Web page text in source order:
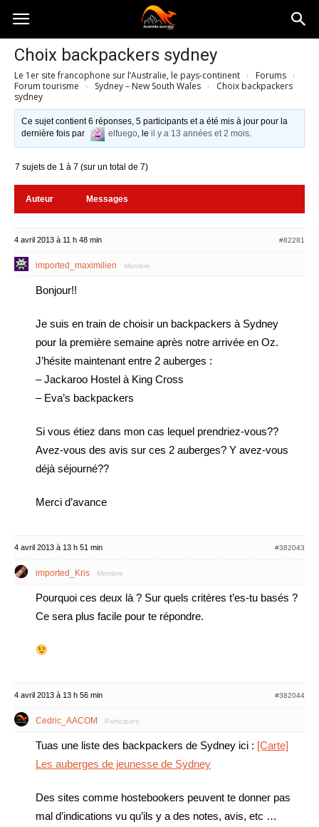
Australia-
australie.com
Choix backpackers sydney
Le 1er site francophone sur l’Australie, le pays-continent › Forums ›
Forum tourisme › Sydney – New South Wales ›
Choix backpackers
sydney
Ce sujet contient 6 réponses, 5 participants et a été mis à jour pour la
dernière fois par
elfuego, leil y a 13 années et 2 mois.
7 sujets de 1 à 7 (sur un total de 7)
Auteur Messages
4 avril 2013 à 11 h 48 min #82281
imported_maximilien Membre
Bonjour!!
Je suis en train de choisir un backpackers à Sydney
pour la première semaine après notre arrivée en Oz.
J’hésite maintenant entre 2 auberges :
– Jackaroo Hostel à King Cross
– Eva’s backpackers
Si vous étiez dans mon cas lequel prendriez-vous??
Avez-vous des avis sur ces 2 auberges? Y avez-vous
déjà séjourné??
Merci d’avance
4 avril 2013 à 13 h 51 min #382043
imported_Kris Membre
Pourquoi ces deux là ? Sur quels critères t’es-tu basés ?
Ce sera plus facile pour te répondre.
4 avril 2013 à 13 h 56 min #382044
Cedric_AACOM Participant
Tuas une liste des backpackers de Sydney ici : [Carte]
Les auberges de jeunesse de Sydney
Des sites comme hostebookers peuvent te donner pas
mal d’indications vu qu’ils y a des notes, avis, etc …